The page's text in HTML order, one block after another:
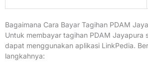
Bagaimana Cara Bayar Tagihan PDAM
Untuk membayar tagihan PDAM Jayapura
dapat menggunakan aplikasi LinkPedia.
langkahnya: